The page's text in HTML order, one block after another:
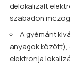
delokalizált
szabadon
A gyémánt
anyagok között),
elektronja